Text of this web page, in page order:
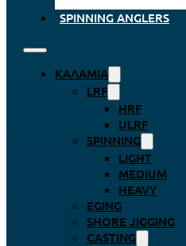
SPINNING ANGLERS
ΚΑΛΆΜΙΑ
LRF
HRF
ULRF
SPINNING
LIGHT
MEDIUM
HEAVY
EGING
SHORE JIGGING
CASTING